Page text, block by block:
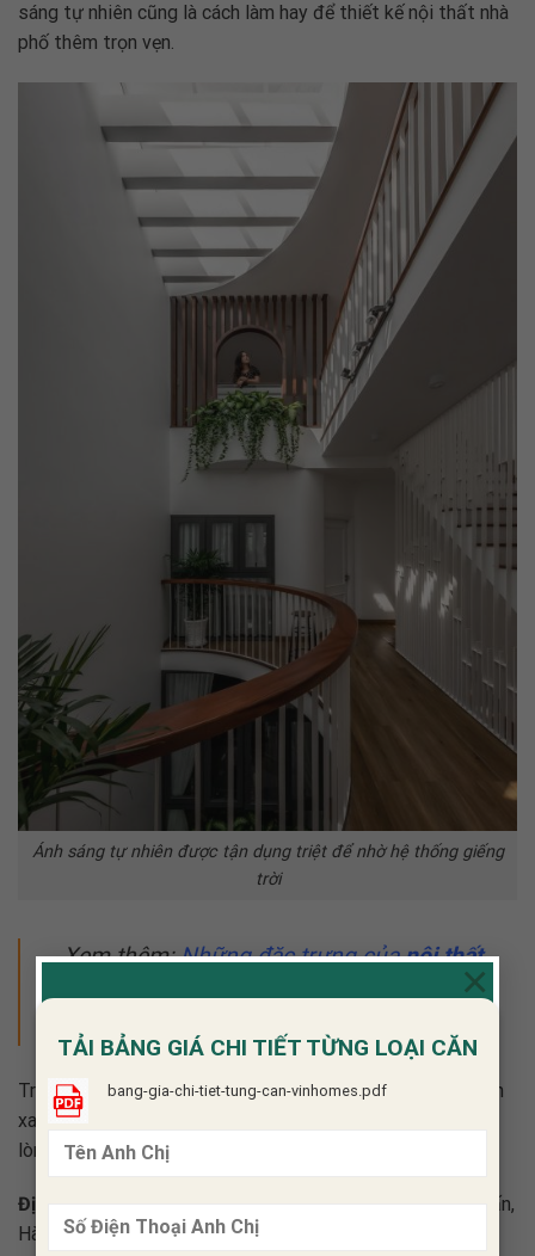
TẢI BẢNG GIÁ CHI TIẾT TỪNG LOẠI CĂN
bang-gia-chi-tiet-tung-can-vinhomes.pdf
×
sáng tự nhiên cũng là cách làm hay để thiết kế nội thất nhà
phố thêm trọn vẹn.
Ánh sáng tự nhiên được tận dụng triệt để nhờ hệ thống giếng
trời
Xem thêm:Những đặc trưng củanội thất
nhà phố tân cổ điểnđể cho ra một thiết
kế hoàn chỉnh
Trên đây là mẫuthiết kế nội thất nhà phố 5×20
không gian
xanh ấn tượng. Quý khách có nhu cầu sử dụng dịch vụ vui
lòng liên hệNội thất Glow
Địa chỉ:Khu C C39-31, Khu đô thị Geleximco, Lê Trọng Tấn,
Hà Đông, Hà Nội.